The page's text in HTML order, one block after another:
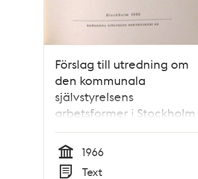
Förslag till utredning om
den kommunala
självstyrelsens
arbetsformer i Stockholm
Tid
1966
Text